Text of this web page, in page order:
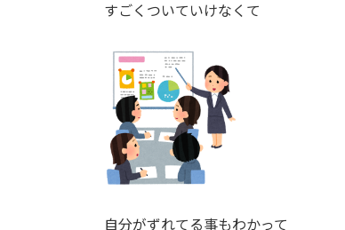
すごくついていけなくて
自分がずれてる事もわかって